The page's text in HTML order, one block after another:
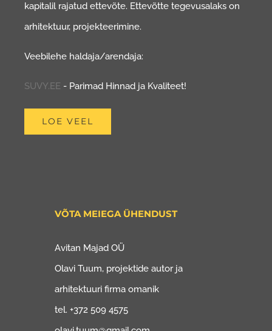
kapitalil rajatud ettevõte. Ettevõtte tegevusalaks on
arhitektuur, projekteerimine.
Veebilehe haldaja/arendaja:
SUVY.EE - Parimad Hinnad ja Kvaliteet!
LOE VEEL
VÕTA MEIEGA ÜHENDUST
Avitan Majad OÜ
Olavi Tuum, projektide autor ja
arhitektuuri firma omanik
tel. +372 509 4575